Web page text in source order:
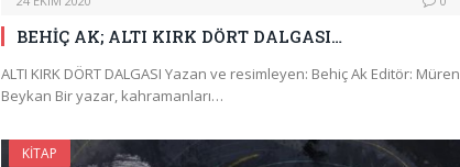
BEHİÇ AK; ALTI KIRK DÖRT DALGASI…
ALTI KIRK DÖRT DALGASI Yazan ve resimleyen: Behiç Ak Editör: Müren
Beykan Bir yazar, kahramanları…
KITAP